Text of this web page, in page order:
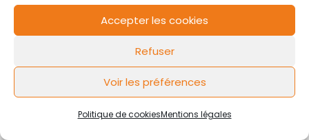
Accepter les cookies
Refuser
Voir les préférences
Politique de cookiesMentions légales